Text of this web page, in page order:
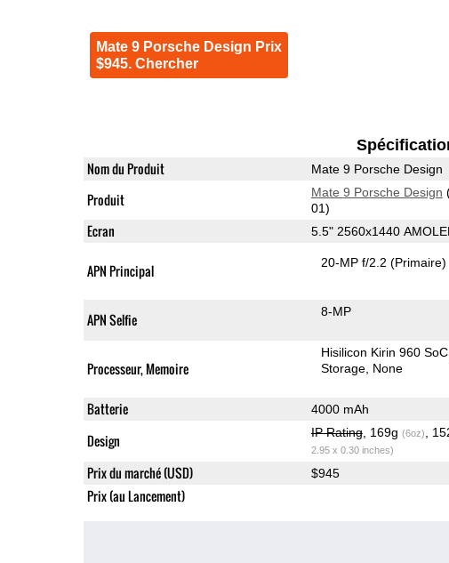
Mate 9 Porsche Design Prix
$945. Chercher
Nom du Produit Mate 9 Porsche Design
Produit Mate 9 Porsche Design
01)
Ecran 5.5" 2560x1440
APN Principal 20-MP f/2.2(Primaire)
APN Selfie 8-MP
Processeur, Memoire
Hisilicon Kirin 960 SoC
Storage None
Batterie 4000 mAh
Design IP Rating, 169g (6oz) ,
2.95 x 0.30 inches)
Prix du marché (USD) $945
Prix (au Lancement)